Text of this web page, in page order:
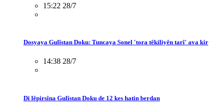
15:22 28/7
Dosyaya Gulîstan Doku: Tuncaya Sonel 'tora têkiliyên tarî' ava kir
14:38 28/7
Di lêpirsîna Gulîstan Doku de 12 kes hatin berdan